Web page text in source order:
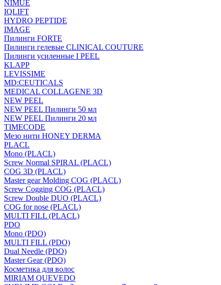
NIMUE
IQLIFT
HYDRO PEPTIDE
IMAGE
Пилинги FORTE
Пилинги гелевые CLINICAL COUTURE
Пилинги усиленные I PEEL
KLAPP
LEVISSIME
MD:CEUTICALS
MEDICAL COLLAGENE 3D
NEW PEEL
NEW PEEL Пилинги 50 мл
NEW PEEL Пилинги 20 мл
TIMECODE
Мезо нити HONEY DERMA
PLACL
Mono (PLACL)
Screw Normal SPIRAL (PLACL)
COG 3D (PLACL)
Master gear Molding COG (PLACL)
Screw Cogging COG (PLACL)
Screw Double DUO (PLACL)
COG for nose (PLACL)
MULTI FILL (PLACL)
PDO
Mono (PDO)
MULTI FILL (PDO)
Dual Needle (PDO)
Master Gear (PDO)
Косметика для волос
MIRIAM QUEVEDO